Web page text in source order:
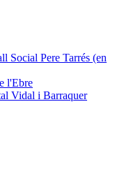
Social Pere Tarrés (en
l'Ebre
Vidal i Barraquer